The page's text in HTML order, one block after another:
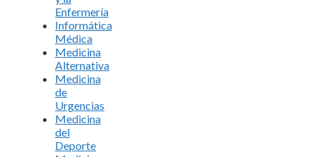
Enfermería
Informática
Médica
Medicina
Alternativa
Medicina
de
Urgencias
Medicina
del
Deporte